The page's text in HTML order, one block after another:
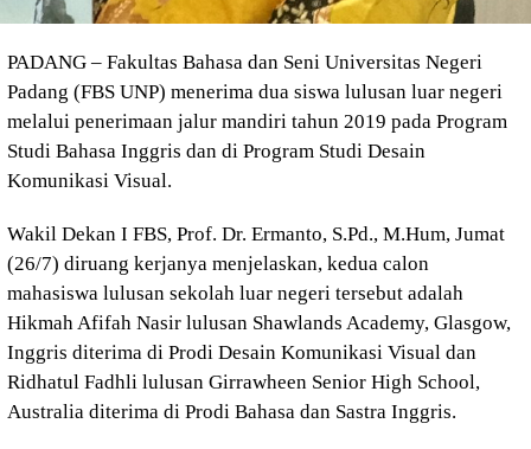
PADANG – Fakultas Bahasa dan Seni Universitas Negeri
Padang (FBS UNP) menerima dua siswa lulusan luar negeri
melalui penerimaan jalur mandiri tahun 2019 pada Program
Studi Bahasa Inggris dan di Program Studi Desain
Komunikasi Visual.
Wakil Dekan I FBS, Prof. Dr. Ermanto, S.Pd., M.Hum, Jumat
(26/7) diruang kerjanya menjelaskan, kedua calon
mahasiswa lulusan sekolah luar negeri tersebut adalah
Hikmah Afifah Nasir lulusan Shawlands Academy, Glasgow,
Inggris diterima di Prodi Desain Komunikasi Visual dan
Ridhatul Fadhli lulusan Girrawheen Senior High School,
Australia diterima di Prodi Bahasa dan Sastra Inggris.